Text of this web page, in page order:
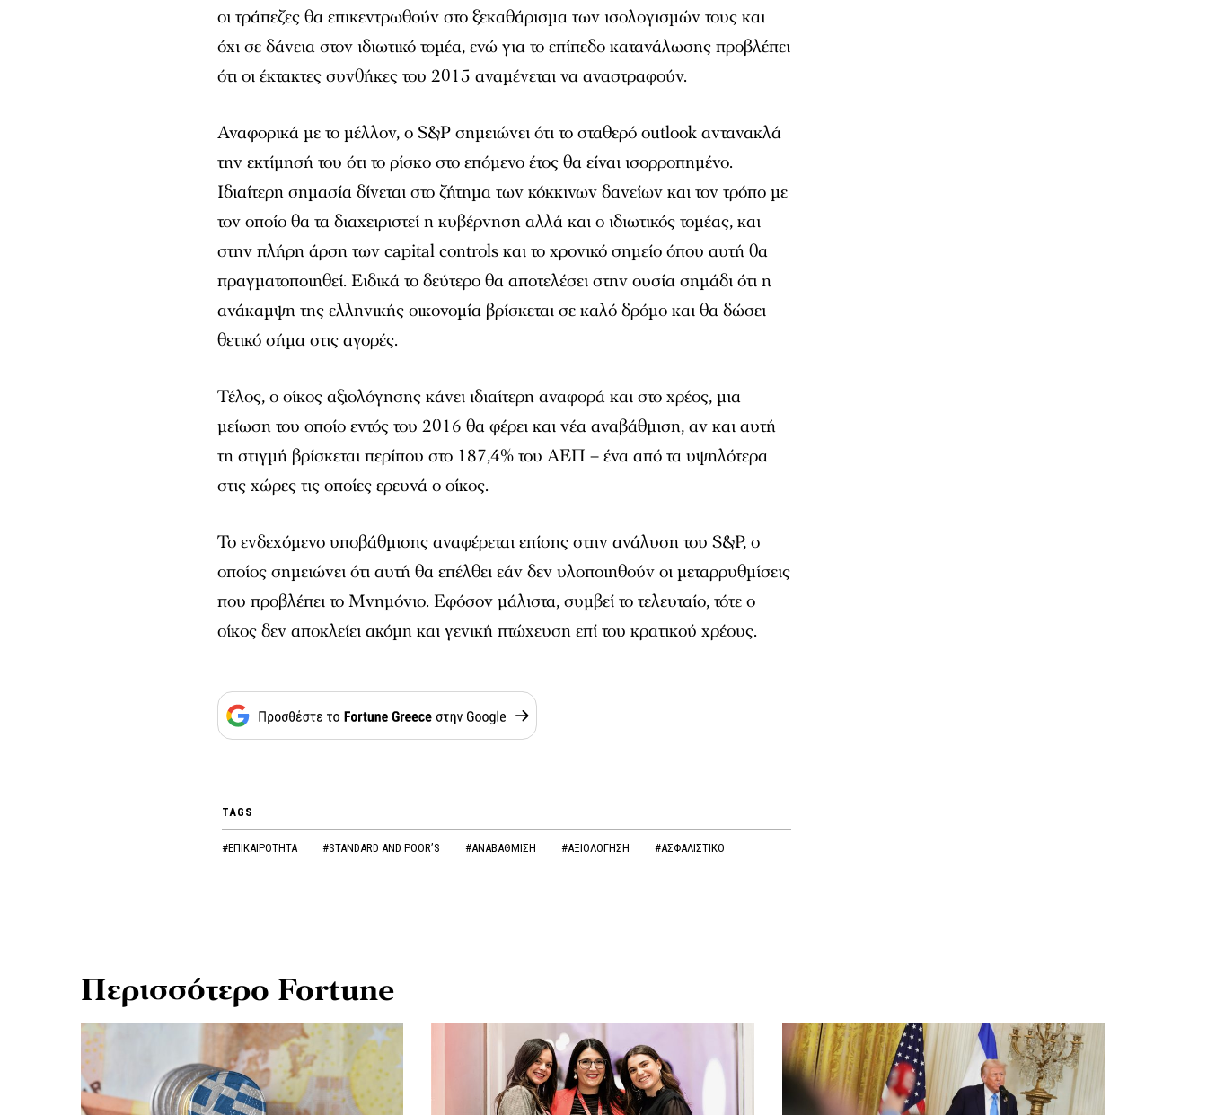
οι τράπεζες θα επικεντρωθούν στο ξεκαθάρισμα των ισολογισμών τους και
όχι σε δάνεια στον ιδιωτικό τομέα, ενώ για το επίπεδο κατανάλωσης προβλέπει
ότι οι έκτακτες συνθήκες του 2015 αναμένεται να αναστραφούν.
Αναφορικά με το μέλλον, ο S&P σημειώνει ότι το σταθερό outlook αντανακλά
την εκτίμησή του ότι το ρίσκο στο επόμενο έτος θα είναι ισορροπημένο.
Ιδιαίτερη σημασία δίνεται στο ζήτημα των κόκκινων δανείων και τον τρόπο με
τον οποίο θα τα διαχειριστεί η κυβέρνηση αλλά και ο ιδιωτικός τομέας, και
στην πλήρη άρση των capital controls και το χρονικό σημείο όπου αυτή θα
πραγματοποιηθεί. Ειδικά το δεύτερο θα αποτελέσει στην ουσία σημάδι ότι η
ανάκαμψη της ελληνικής οικονομία βρίσκεται σε καλό δρόμο και θα δώσει
θετικό σήμα στις αγορές.
Τέλος, ο οίκος αξιολόγησης κάνει ιδιαίτερη αναφορά και στο χρέος, μια
μείωση του οποίο εντός του 2016 θα φέρει και νέα αναβάθμιση, αν και αυτή
τη στιγμή βρίσκεται περίπου στο 187,4% του ΑΕΠ – ένα από τα υψηλότερα
στις χώρες τις οποίες ερευνά ο οίκος.
Το ενδεχόμενο υποβάθμισης αναφέρεται επίσης στην ανάλυση του S&P, ο
οποίος σημειώνει ότι αυτή θα επέλθει εάν δεν υλοποιηθούν οι μεταρρυθμίσεις
που προβλέπει το Μνημόνιο. Εφόσον μάλιστα, συμβεί το τελευταίο, τότε ο
οίκος δεν αποκλείει ακόμη και γενική πτώχευση επί του κρατικού χρέους.
TAGS
#ΕΠΙΚΑΙΡΟΤΗΤΑ #STANDARD AND POOR’S #ΑΝΑΒΑΘΜΙΣΗ #ΑΞΙΟΛΟΓΗΣΗ #ΑΣΦΑΛΙΣΤΙΚΟ
Περισσότερο Fortune